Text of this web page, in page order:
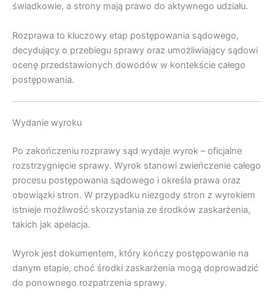
świadkowie, a strony mają prawo do aktywnego udziału.
Rozprawa to kluczowy etap postępowania sądowego,
decydujący o przebiegu sprawy oraz umożliwiający sądowi
ocenę przedstawionych dowodów w kontekście całego
postępowania.
Wydanie wyroku
Po zakończeniu rozprawy sąd wydaje wyrok – oficjalne
rozstrzygnięcie sprawy. Wyrok stanowi zwieńczenie całego
procesu postępowania sądowego i określa prawa oraz
obowiązki stron. W przypadku niezgody stron z wyrokiem
istnieje możliwość skorzystania ze środków zaskarżenia,
takich jak apelacja.
Wyrok jest dokumentem, który kończy postępowanie na
danym etapie, choć środki zaskarżenia mogą doprowadzić
do ponownego rozpatrzenia sprawy.